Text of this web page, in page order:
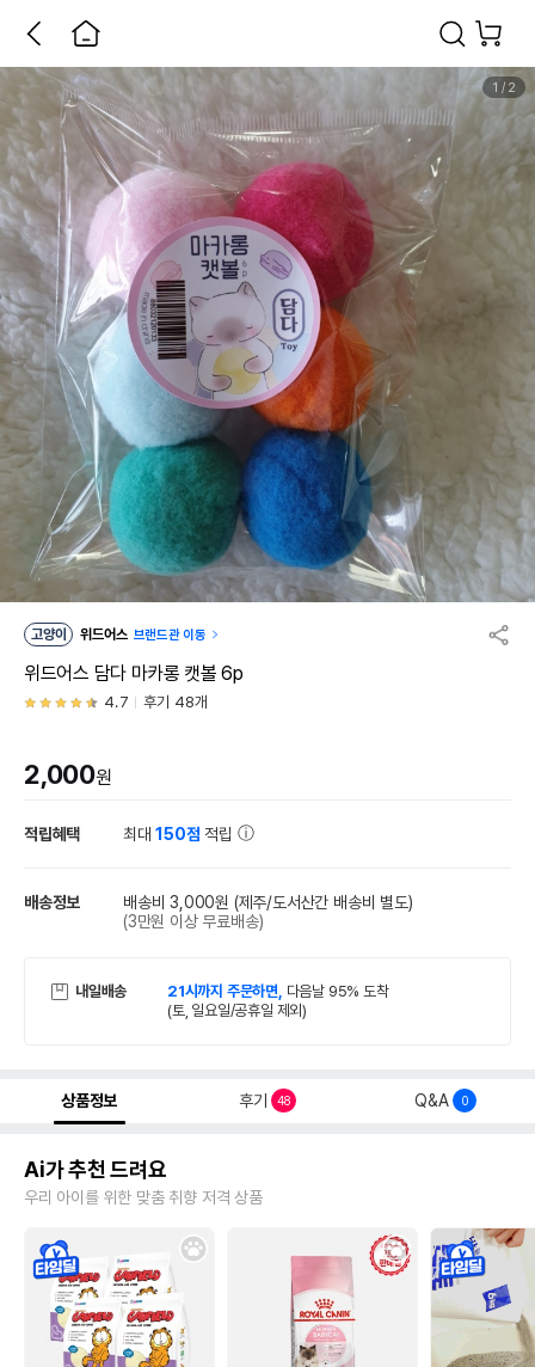
1 / 2
고양이 위드어스 브랜드관 이동
위드어스 담다 마카롱 캣볼 6p
4.7 후기 48개
2,000원
적립혜택 최대150점 적립
배송정보 배송비 3,000원 (제주/도서산간 배송비 별도)
(3만원 이상 무료배송)
내일배송 21시까지 주문하면, 다음날 95% 도착
(토, 일요일/공휴일 제외)
상품정보 후기 48 Q&A 0
Ai가 추천 드려요
우리 아이를 위한 맞춤 취향 저격 상품